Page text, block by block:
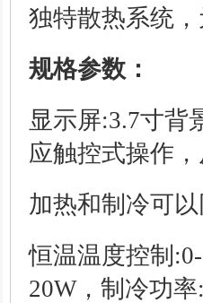
独特散热系统
规格参数：
显示屏:3.7寸背
应触控式操作
加热和制冷可
恒温温度控制
20W，制冷功